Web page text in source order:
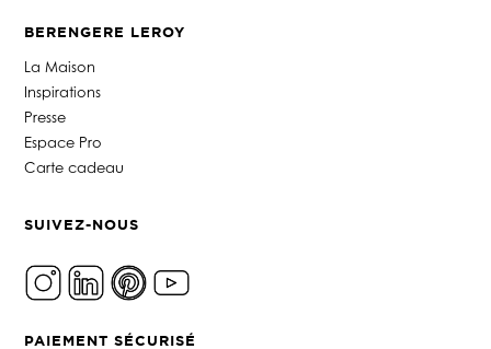
BERENGERE LEROY
La Maison
Inspirations
Presse
Espace Pro
Carte cadeau
SUIVEZ-NOUS
PAIEMENT SÉCURISÉ